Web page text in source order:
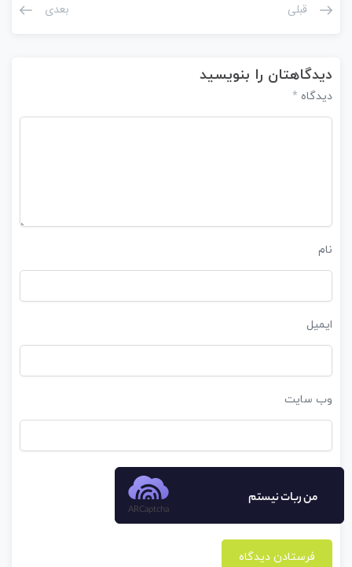
قبلی بعدی
دیدگاهتان را بنویسید
دیدگاه *
نام
ایمیل
وب‌ سایت
من ربات نیستم
ARCaptcha